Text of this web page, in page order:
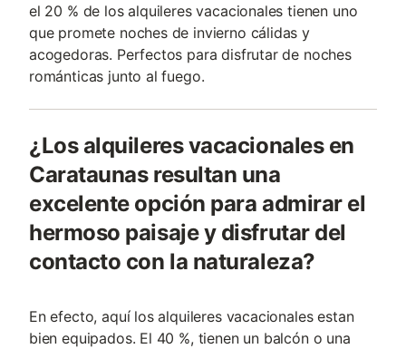
el 20 % de los alquileres vacacionales tienen uno
que promete noches de invierno cálidas y
acogedoras. Perfectos para disfrutar de noches
románticas junto al fuego.
¿Los alquileres vacacionales en
Carataunas resultan una
excelente opción para admirar el
hermoso paisaje y disfrutar del
contacto con la naturaleza?
En efecto, aquí los alquileres vacacionales estan
bien equipados. El 40 %, tienen un balcón o una